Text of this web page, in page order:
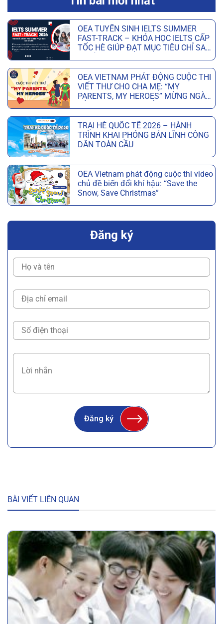
OEA TUYỂN SINH IELTS SUMMER
FAST-TRACK – KHÓA HỌC IELTS CẤP
TỐC HÈ GIÚP ĐẠT MỤC TIÊU CHỈ SAU
OEA VIETNAM PHÁT ĐỘNG CUỘC THI
VIẾT THƯ CHO CHA MẸ: “MY
PARENTS, MY HEROES” MỪNG NGÀY
TRẠI HÈ QUỐC TẾ 2026 – HÀNH
TRÌNH KHAI PHÓNG BẢN LĨNH CÔNG
DÂN TOÀN CẦU
OEA Vietnam phát động cuộc thi video
chủ đề biến đổi khí hậu: “Save the
Snow, Save Christmas”
Đăng ký
Đăng ký
BÀI VIẾT LIÊN QUAN